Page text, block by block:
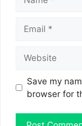
Save my
browser for